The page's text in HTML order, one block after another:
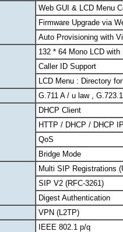
Web GUI & LCD Menu
Firmware Upgrade via
Auto Provisioning with
132 * 64 Mono LCD
Caller ID Support
LCD Menu : Directory
G.711 A / u law ,
DHCP Client
HTTP / DHCP / DHCP
QoS
Bridge Mode
Multi SIP Registrations
SIP V2 (RFC-3261)
Digest Authentication
VPN (L2TP)
IEEE 802.1 p/q